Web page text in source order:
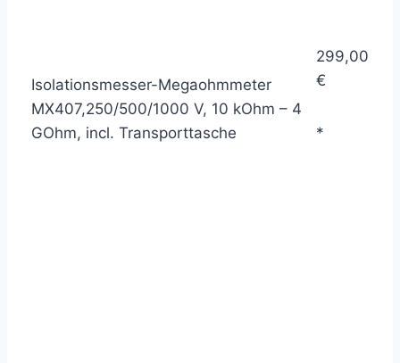
Isolationsmesser-Megaohmmeter
MX407,250/500/1000 V, 10 kOhm – 4
GOhm, incl. Transporttasche
299,00
€
*